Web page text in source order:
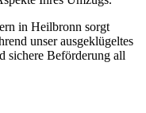
in Heilbronn sorgt
unser ausgeklügeltes
sichere Beförderung all